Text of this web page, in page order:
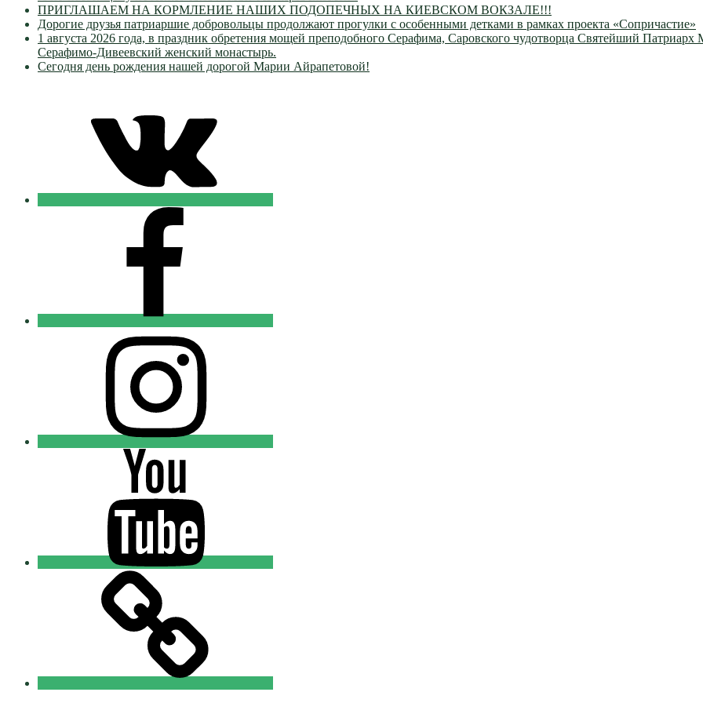
ПРИГЛАШАЕМ НА КОРМЛЕНИЕ НАШИХ ПОДОПЕЧНЫХ НА КИЕВСКОМ ВОКЗАЛЕ!!!
Дорогие друзья патриаршие добровольцы продолжают прогулки с особенными детками в рамках проекта «Сопричастие»
1 августа 2026 года, в праздник обретения мощей преподобного Серафима, Саровского чудотворца Святейший
Серафимо-Дивеевский женский монастырь.
Сегодня день рождения нашей дорогой Марии Айрапетовой!
Добровольцы
Православные
Добровольцы
Православные
Добровольцы